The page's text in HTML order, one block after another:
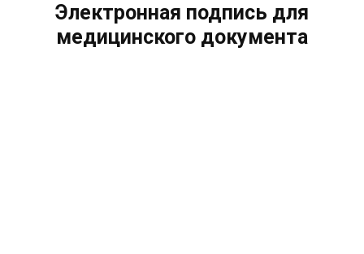
Электронная подпись для
медицинского документа